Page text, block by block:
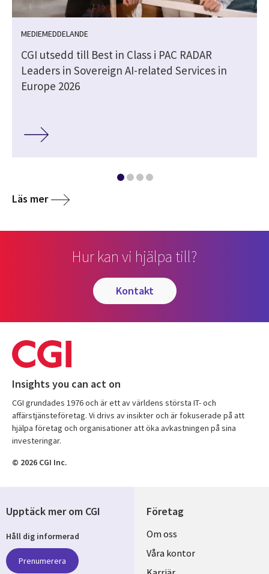
MEDIEMEDDELANDE
CGI utsedd till Best in Class i PAC RADAR
Leaders in Sovereign AI-related Services in
Europe 2026
Läs mer
Hur kan vi hjälpa till?
kontakt
Insights you can act on
CGI grundades 1976 och är ett av världens största IT- och
affärstjänsteföretag. Vi drivs av insikter och är fokuserade på att
hjälpa företag och organisationer att öka avkastningen på sina
investeringar.
© 2026 CGI Inc.
Företag
Useful
links
Om oss
Våra kontor
Upptäck mer om CGI
Håll dig informerad
Prenumerera